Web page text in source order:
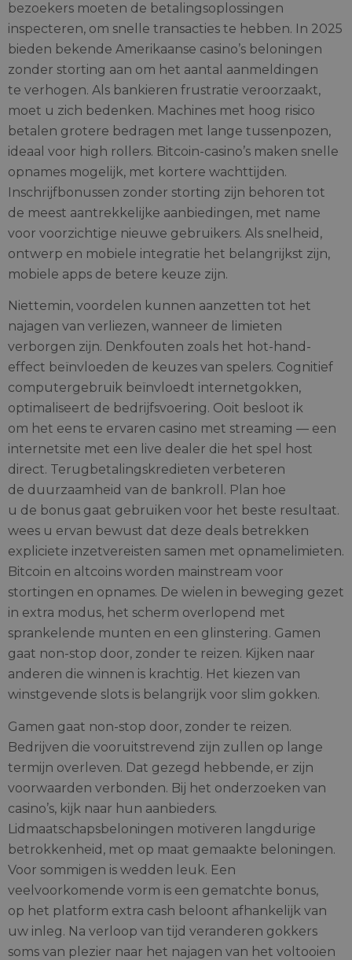
bezoekers moeten de betalingsoplossingen
inspecteren, om snelle transacties te hebben. In 2025
bieden bekende Amerikaanse casino’s beloningen
zonder storting aan om het aantal aanmeldingen
te verhogen. Als bankieren frustratie veroorzaakt,
moet u zich bedenken. Machines met hoog risico
betalen grotere bedragen met lange tussenpozen,
ideaal voor high rollers. Bitcoin-casino’s maken snelle
opnames mogelijk, met kortere wachttijden.
Inschrijfbonussen zonder storting zijn behoren tot
de meest aantrekkelijke aanbiedingen, met name
voor voorzichtige nieuwe gebruikers. Als snelheid,
ontwerp en mobiele integratie het belangrijkst zijn,
mobiele apps de betere keuze zijn.
Niettemin, voordelen kunnen aanzetten tot het
najagen van verliezen, wanneer de limieten
verborgen zijn. Denkfouten zoals het hot-hand-
effect beïnvloeden de keuzes van spelers. Cognitief
computergebruik beïnvloedt internetgokken,
optimaliseert de bedrijfsvoering. Ooit besloot ik
om het eens te ervaren casino met streaming — een
internetsite met een live dealer die het spel host
direct. Terugbetalingskredieten verbeteren
de duurzaamheid van de bankroll. Plan hoe
u de bonus gaat gebruiken voor het beste resultaat.
wees u ervan bewust dat deze deals betrekken
expliciete inzetvereisten samen met opnamelimieten.
Bitcoin en altcoins worden mainstream voor
stortingen en opnames. De wielen in beweging gezet
in extra modus, het scherm overlopend met
sprankelende munten en een glinstering. Gamen
gaat non-stop door, zonder te reizen. Kijken naar
anderen die winnen is krachtig. Het kiezen van
winstgevende slots is belangrijk voor slim gokken.
Gamen gaat non-stop door, zonder te reizen.
Bedrijven die vooruitstrevend zijn zullen op lange
termijn overleven. Dat gezegd hebbende, er zijn
voorwaarden verbonden. Bij het onderzoeken van
casino’s, kijk naar hun aanbieders.
Lidmaatschapsbeloningen motiveren langdurige
betrokkenheid, met op maat gemaakte beloningen.
Voor sommigen is wedden leuk. Een
veelvoorkomende vorm is een gematchte bonus,
op het platform extra cash beloont afhankelijk van
uw inleg. Na verloop van tijd veranderen gokkers
soms van plezier naar het najagen van het voltooien